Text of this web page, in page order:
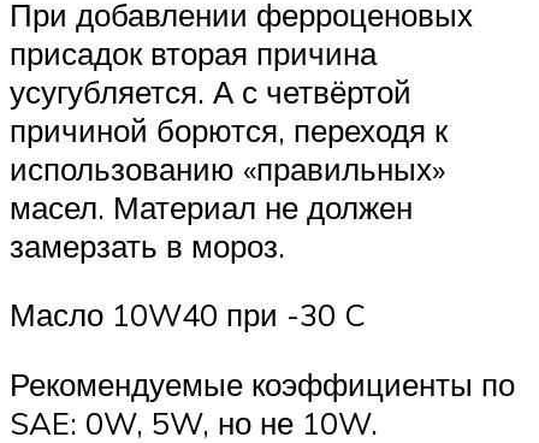
При добавлении ферроценовых
присадок вторая причина
усугубляется. А с четвёртой
причиной борются, переходя к
использованию «правильных»
масел. Материал не должен
замерзать в мороз.
Масло 10W40 при -30 C
Рекомендуемые коэффициенты по
SAE: 0W, 5W, но не 10W.